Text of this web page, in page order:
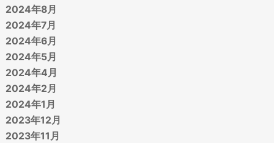
2024年8月
2024年7月
2024年6月
2024年5月
2024年4月
2024年2月
2024年1月
2023年12月
2023年11月